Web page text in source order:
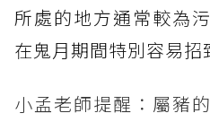
所處的地方通常較為
在鬼月期間特別容易招
小孟老師提醒：屬豬